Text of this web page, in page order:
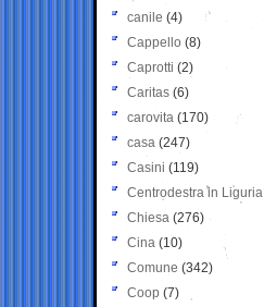
canile (4)
Cappello (8)
Caprotti (2)
Caritas (6)
carovita (170)
casa (247)
Casini (119)
Centrodestra in Liguria
Chiesa (276)
Cina (10)
Comune (342)
Coop (7)